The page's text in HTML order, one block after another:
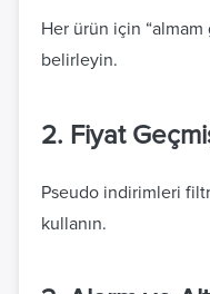
Her ürün için “almam
belirleyin.
2. Fiyat
Pseudo indirimleri
kullanın.